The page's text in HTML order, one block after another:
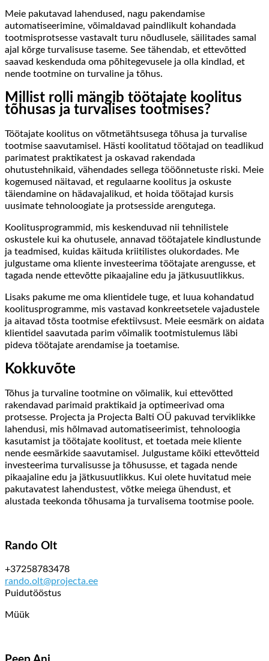
Meie pakutavad lahendused, nagu pakendamise
automatiseerimine, võimaldavad paindlikult kohandada
tootmisprotsesse vastavalt turu nõudlusele, säilitades samal
ajal kõrge turvalisuse taseme. See tähendab, et ettevõtted
saavad keskenduda oma põhitegevusele ja olla kindlad, et
nende tootmine on turvaline ja tõhus.
Millist rolli mängib töötajate koolitus
tõhusas ja turvalises tootmises?
Töötajate koolitus on võtmetähtsusega tõhusa ja turvalise
tootmise saavutamisel. Hästi koolitatud töötajad on teadlikud
parimatest praktikatest ja oskavad rakendada
ohutustehnikaid, vähendades sellega tööõnnetuste riski. Meie
kogemused näitavad, et regulaarne koolitus ja oskuste
täiendamine on hädavajalikud, et hoida töötajad kursis
uusimate tehnoloogiate ja protsesside arengutega.
Koolitusprogrammid, mis keskenduvad nii tehnilistele
oskustele kui ka ohutusele, annavad töötajatele kindlustunde
ja teadmised, kuidas käituda kriitilistes olukordades. Me
julgustame oma kliente investeerima töötajate arengusse, et
tagada nende ettevõtte pikaajaline edu ja jätkusuutlikkus.
Lisaks pakume me oma klientidele tuge, et luua kohandatud
koolitusprogramme, mis vastavad konkreetsetele vajadustele
ja aitavad tõsta tootmise efektiivsust. Meie eesmärk on aidata
klientidel saavutada parim võimalik tootmistulemus läbi
pideva töötajate arendamise ja toetamise.
Kokkuvõte
Tõhus ja turvaline tootmine on võimalik, kui ettevõtted
rakendavad parimaid praktikaid ja optimeerivad oma
protsesse. Projecta ja Projecta Balti OÜ pakuvad terviklikke
lahendusi, mis hõlmavad automatiseerimist, tehnoloogia
kasutamist ja töötajate koolitust, et toetada meie kliente
nende eesmärkide saavutamisel. Julgustame kõiki ettevõtteid
investeerima turvalisusse ja tõhususse, et tagada nende
pikaajaline edu ja jätkusuutlikkus. Kui olete huvitatud meie
pakutavatest lahendustest, võtke meiega ühendust, et
alustada teekonda tõhusama ja turvalisema tootmise poole.
Rando Olt
+37258783478
rando.olt@projecta.ee
Puidutööstus
Müük